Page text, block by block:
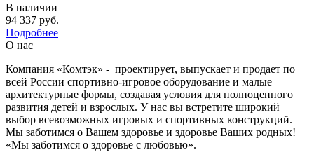
В наличии
94 337 руб.
Подробнее
О нас
Компания «Комтэк» - проектирует, выпускает и продает по
всей России спортивно-игровое оборудование и малые
архитектурные формы, создавая условия для полноценного
развития детей и взрослых. У нас вы встретите широкий
выбор всевозможных игровых и спортивных конструкций.
Мы заботимся о Вашем здоровье и здоровье Ваших родных!
«Мы заботимся о здоровье с любовью».